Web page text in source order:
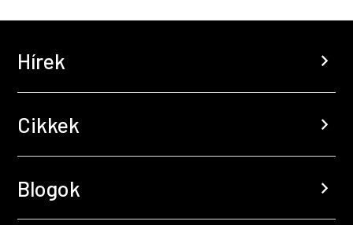
Hírek chevron_right
Cikkek chevron_right
Blogok chevron_right